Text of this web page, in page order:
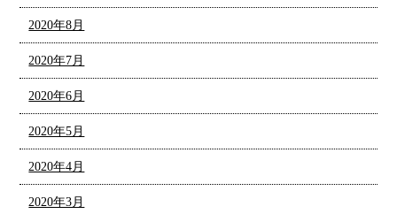
2020年8月
2020年7月
2020年6月
2020年5月
2020年4月
2020年3月